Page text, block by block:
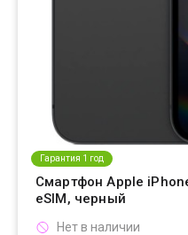
Гарантия 1 год
Смартфон Apple
eSIM, черный
Нет в наличии